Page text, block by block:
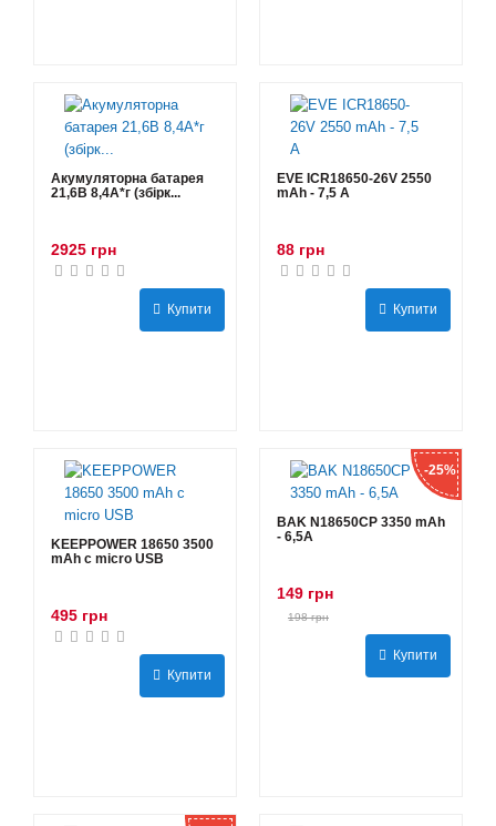
Акумуляторна батарея
21,6В 8,4A*г (збірк...
2925 грн
Купити
EVE ICR18650-26V 2550
mAh - 7,5 А
88 грн
Купити
KEEPPOWER 18650 3500
mAh с micro USB
495 грн
Купити
-25%
BAK N18650CP 3350 mAh
- 6,5А
149 грн
198 грн
Купити